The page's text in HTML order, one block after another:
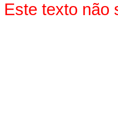
Este texto não